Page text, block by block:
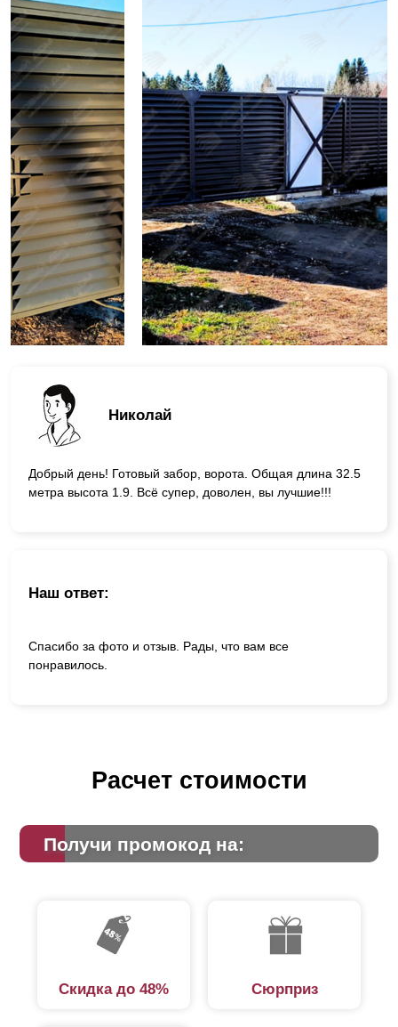
Николай
Добрый день! Готовый забор, ворота. Общая длина 32.5
метра высота 1.9. Всё супер, доволен, вы лучшие!!!
Наш ответ:
Спасибо за фото и отзыв. Рады, что вам все
понравилось.
Расчет стоимости
Получи промокод на:
Скидка до 48% Сюрприз